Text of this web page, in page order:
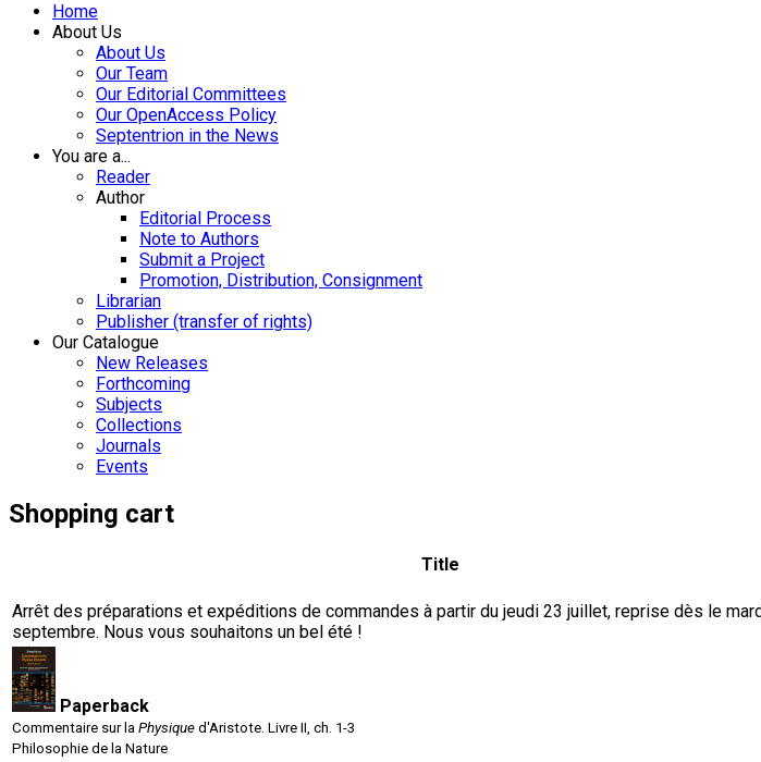
Home
About Us
About Us
Our Team
Our Editorial Committees
Our OpenAccess Policy
Septentrion in the News
You are a...
Reader
Author
Editorial Process
Note to Authors
Submit a Project
Promotion, Distribution, Consignment
Librarian
Publisher (transfer of rights)
Our Catalogue
New Releases
Forthcoming
Subjects
Collections
Journals
Events
Shopping cart
Arrêt des préparations et expéditions de commandes à partir du jeudi 23 juillet, reprise dès le
septembre. Nous vous souhaitons un bel été !
Title
Paperback
Commentaire sur la Physique d'Aristote. Livre II, ch. 1-3
Philosophie de la Nature